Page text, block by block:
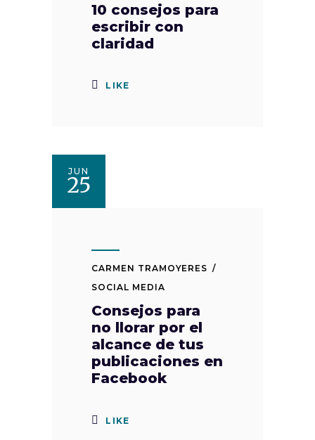
10 consejos para
escribir con
claridad
LIKE
JUN
25
CARMEN TRAMOYERES
SOCIAL MEDIA
Consejos para
no llorar por el
alcance de tus
publicaciones en
Facebook
LIKE